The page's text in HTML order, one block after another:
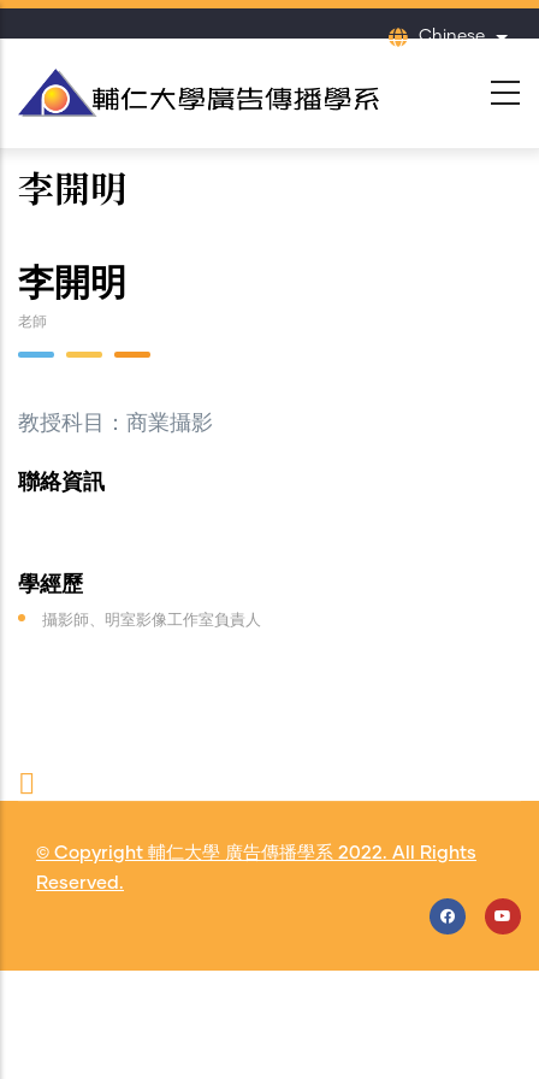
移
內
Chinese 列出
李開明
李開明
老師
教授科目：商業攝影
聯絡資訊
學經歷
攝影師、明室影像工作室負責人
© Copyright 輔仁大學 廣告傳播學系 2022. All Rights
Reserved.